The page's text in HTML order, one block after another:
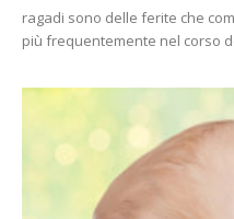
ragadi sono delle ferite che
più frequentemente nel corso